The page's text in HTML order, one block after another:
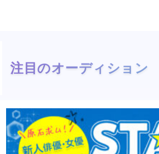
注目のオーディション